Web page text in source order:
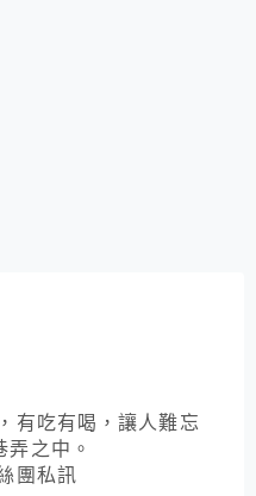
有吃有喝，讓人難忘
弄之中。
團私訊